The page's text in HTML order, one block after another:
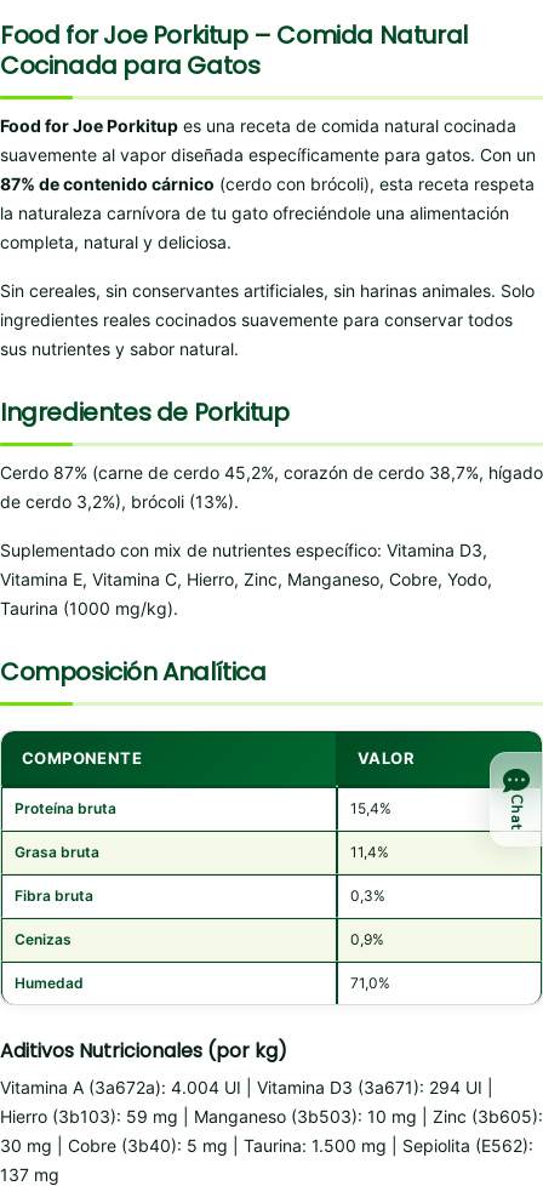
Food for Joe Porkitup – Comida Natural
Cocinada para Gatos
Food for Joe Porkitup es una receta de comida natural cocinada
suavemente al vapor diseñada específicamente para gatos. Con un
87% de contenido cárnico (cerdo con brócoli), esta receta respeta
la naturaleza carnívora de tu gato ofreciéndole una alimentación
completa, natural y deliciosa.
Sin cereales, sin conservantes artificiales, sin harinas animales. Solo
ingredientes reales cocinados suavemente para conservar todos
sus nutrientes y sabor natural.
Ingredientes de Porkitup
Cerdo 87% (carne de cerdo 45,2%, corazón de cerdo 38,7%, hígado
de cerdo 3,2%), brócoli (13%).
Suplementado con mix de nutrientes específico: Vitamina D3,
Vitamina E, Vitamina C, Hierro, Zinc, Manganeso, Cobre, Yodo,
Taurina (1000 mg/kg).
Composición Analítica
COMPONENTE VALOR
Proteína bruta 15,4%
Grasa bruta 11,4%
Fibra bruta 0,3%
Cenizas 0,9%
Humedad 71,0%
Aditivos Nutricionales (por kg)
Vitamina A (3a672a): 4.004 UI | Vitamina D3 (3a671): 294 UI |
Hierro (3b103): 59 mg | Manganeso (3b503): 10 mg | Zinc (3b605):
30 mg | Cobre (3b40): 5 mg | Taurina: 1.500 mg | Sepiolita (E562):
137 mg
Chat